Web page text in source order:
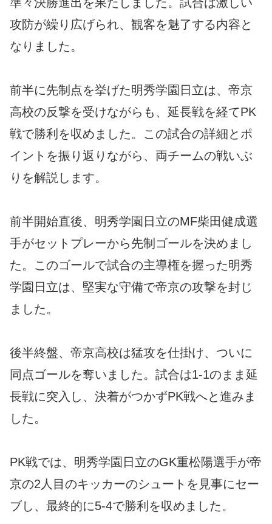
攻防が繰り広げられ、観客を魅了する内容と
なりました。
前半に先制点を挙げた明秀学園日立は、帝京
高校の反撃を受けながらも、延長戦を経てPK
戦で勝利を収めました。この試合の詳細とポ
イントを振り返りながら、両チームの戦いぶ
りを解説します。
前半開始直後、明秀学園日立のMF柴田健成選
手がセットプレーから先制ゴールを決めまし
た。このゴールで試合の主導権を握った明秀
学園日立は、堅実な守備で帝京の攻撃を封じ
ました。
後半終盤、帝京高校は猛攻を仕掛け、ついに
同点ゴールを奪いました。試合は1-1のまま延
長戦に突入し、決着がつかずPK戦へと進みま
した。
PK戦では、明秀学園日立のGK重松陽選手が帝
京の2人目のキッカーのシュートを見事にセー
ブし、最終的に5-4で勝利を収めました。